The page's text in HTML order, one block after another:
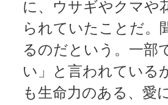
に、ウサギやクマや
られていたことだ。
るのだという。一部
い」と言われている
も生命力のある、愛